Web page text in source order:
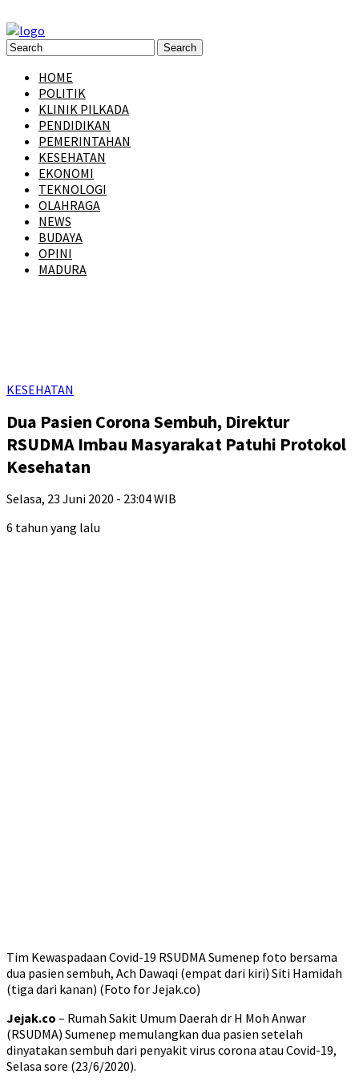
HOME
POLITIK
KLINIK PILKADA
PENDIDIKAN
PEMERINTAHAN
KESEHATAN
EKONOMI
TEKNOLOGI
OLAHRAGA
NEWS
BUDAYA
OPINI
MADURA
KESEHATAN
Dua Pasien Corona Sembuh, Direktur
RSUDMA Imbau Masyarakat Patuhi Protokol
Kesehatan
Selasa, 23 Juni 2020 - 23:04 WIB
6 tahun yang lalu
Tim Kewaspadaan Covid-19 RSUDMA Sumenep foto bersama
dua pasien sembuh, Ach Dawaqi (empat dari kiri) Siti Hamidah
(tiga dari kanan) (Foto for Jejak.co)
Jejak.co – Rumah Sakit Umum Daerah dr H Moh Anwar
(RSUDMA) Sumenep memulangkan dua pasien setelah
dinyatakan sembuh dari penyakit virus corona atau Covid-19,
Selasa sore (23/6/2020).